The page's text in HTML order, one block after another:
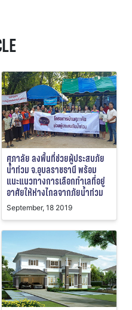
ศุภาลัย ลงพื้นที่ช่วยผู้ประสบภัย
น้ำท่วม จ.อุบลราชธานี พร้อม
แนะแนวทางการเลือกทำเลที่อยู่
อาศัยให้ห่างไกลจากภัยน้ำท่วม
September, 18 2019